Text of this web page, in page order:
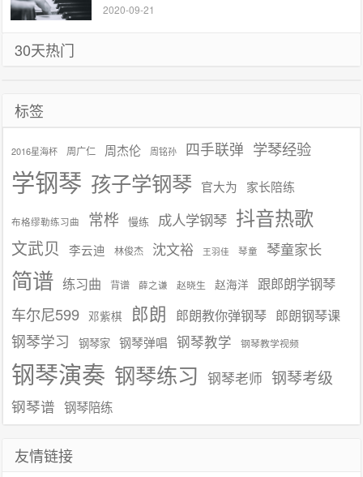
2020-09-21
30天热门
标签
2016星海杯 周广仁 周杰伦 周铭孙 四手联弹 学琴经验
学钢琴 孩子学钢琴 官大为 家长陪练
布格缪勒练习曲 常桦 慢练 成人学钢琴 抖音热歌
文武贝 李云迪 林俊杰 沈文裕 王羽佳 琴童 琴童家长
简谱 练习曲 背谱 薛之谦 赵晓生 赵海洋 跟郎朗学钢琴
车尔尼599 邓紫棋 郎朗 郎朗教你弹钢琴 郎朗钢琴课
钢琴学习 钢琴家 钢琴弹唱 钢琴教学 钢琴教学视频
钢琴演奏 钢琴练习 钢琴老师 钢琴考级
钢琴谱 钢琴陪练
友情链接